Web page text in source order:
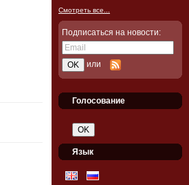
Смотреть все...
Подписаться на новости:
или
Голосование
Язык